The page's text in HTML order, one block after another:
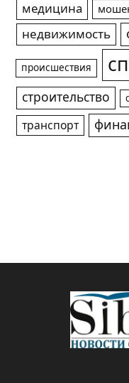
медицина
недвижимость
происшествия
строительство
транспорт